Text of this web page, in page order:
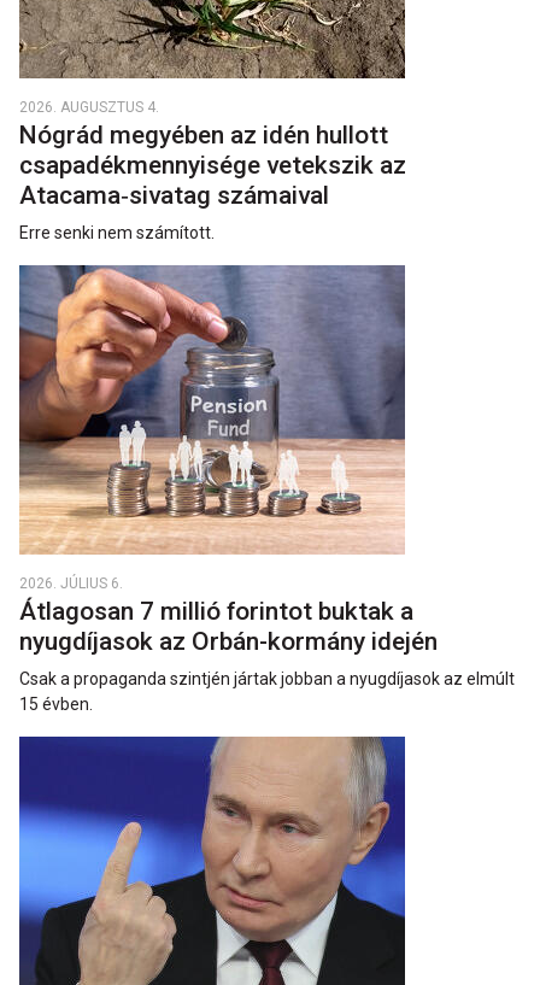
2026. AUGUSZTUS 4.
Nógrád megyében az idén hullott
csapadékmennyisége vetekszik az
Atacama‑sivatag számaival
Erre senki nem számított.
2026. JÚLIUS 6.
Átlagosan 7 millió forintot buktak a
nyugdíjasok az Orbán-kormány idején
Csak a propaganda szintjén jártak jobban a nyugdíjasok az elmúlt
15 évben.